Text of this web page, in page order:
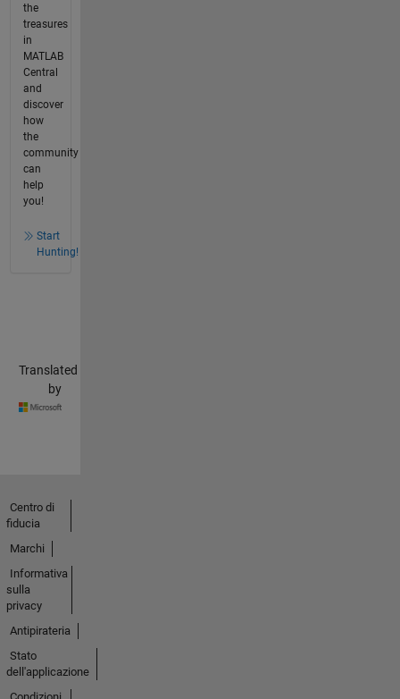
the
treasures
in
MATLAB
Central
and
discover
how
the
community
can
help
you!
Start
Hunting!
Translated
by
Centro di
fiducia
Marchi
Informativa
sulla
privacy
Antipirateria
Stato
dell'applicazione